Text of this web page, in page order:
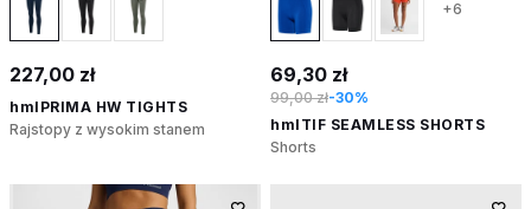
227,00 zł
hmlPRIMA HW TIGHTS
Rajstopy z wysokim stanem
+6
69,30 zł
99,00 zł-30%
hmlTIF SEAMLESS SHORTS
Shorts